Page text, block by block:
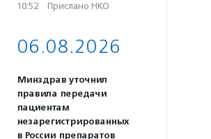
10:52 · Прислано НКО
06.08.2026
Минздрав уточнил
правила передачи
пациентам
незарегистрированных
в России препаратов